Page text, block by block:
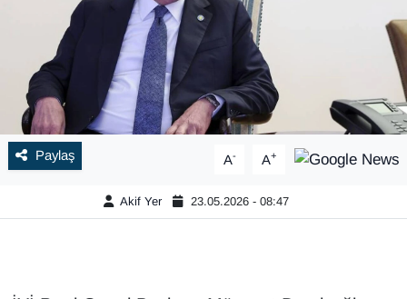
Paylaş A- A+
Akif Yer 23.05.2026 - 08:47